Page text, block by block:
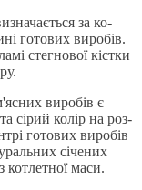
за ко­
готових виробiв.
стегнової кiстки
виробiв є
сiрий колiр на роз­
готових виробiв
сiчених
маси.